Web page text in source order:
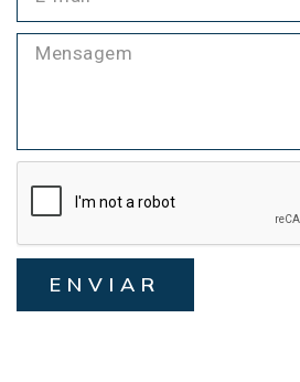
ENVIAR